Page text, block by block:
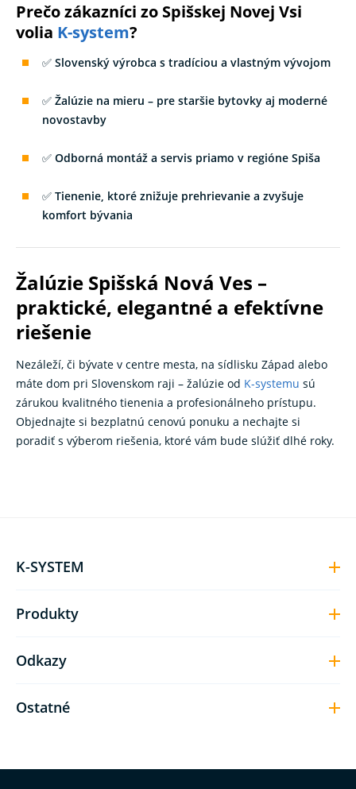
Prečo zákazníci zo Spišskej Novej Vsi
volia K-system?
✅Slovenský výrobca s tradíciou a vlastným vývojom
✅Žalúzie na mieru – pre staršie bytovky aj moderné
novostavby
✅Odborná montáž a servis priamo v regióne Spiša
✅Tienenie, ktoré znižuje prehrievanie a zvyšuje
komfort bývania
Žalúzie Spišská Nová Ves –
praktické, elegantné a efektívne
riešenie
Nezáleží, či bývate v centre mesta, na sídlisku Západ alebo
máte dom pri Slovenskom raji – žalúzie od K-systemu sú
zárukou kvalitného tienenia a profesionálneho prístupu.
Objednajte si bezplatnú cenovú ponuku a nechajte si
poradiť s výberom riešenia, ktoré vám bude slúžiť dlhé roky.
K-SYSTEM
Produkty
Odkazy
Ostatné